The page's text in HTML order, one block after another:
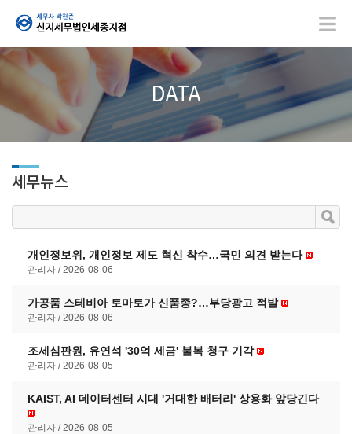
DATA
세무뉴스
개인정보위, 개인정보 제도 혁신 착수…국민 의견 받는다
관리자 2026-08-06
가공품 스테비아 토마토가 신품종?…부당광고 적발
관리자 2026-08-06
조세심판원, 유연석 '30억 세금' 불복 청구 기각
관리자 2026-08-05
KAIST, AI 데이터센터 시대 '거대한 배터리' 상용화 앞당긴다
관리자 2026-08-05